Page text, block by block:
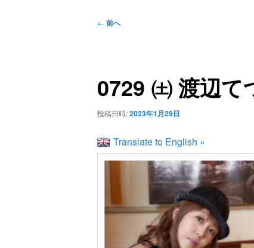
コ
ン
テ
ツ
へ
投
ゲ
ー
シ
ン
← 前へ
0729 ㈯ 渡辺
投稿日時:2023年1月29日
Translate to English »